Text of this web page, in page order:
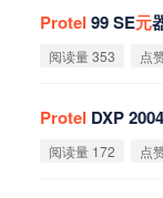
Protel 99 SE元
阅读量 353 点
Protel DXP 2004
阅读量 172 点